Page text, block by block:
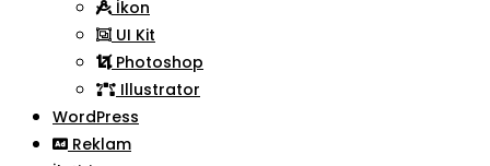
İkon
UI Kit
Photoshop
Illustrator
WordPress
Reklam